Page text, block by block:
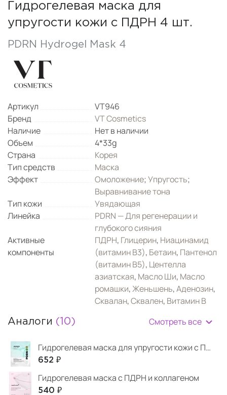
Гидрогелевая маска для
упругости кожи с ПДРН 4 шт.
PDRN Hydrogel Mask 4
Артикул
VT946
Бренд
VT Cosmetics
Наличие
Нет в наличии
Объем
4*33g
Страна
Корея
Тип средств
Маска
Эффект
Омоложение;Упругость;
Выравнивание тона
Тип кожи
Увядающая
Линейка
PDRN — Для регенерации и
глубокого сияния
Активные
компоненты
ПДРН, Глицерин, Ниацинамид
(витамин B3), Бетаин, Пантенол
(витамин B5), Центелла
азиатская, Масло Ши, Масло
ромашки,Женьшень,Аденозин,
Сквалан,Сквален, Витамин B
Аналоги (10) Смотреть все
Гидрогелевая маска для упругости кожи с ПДРН
652 ₽
Гидрогелевая маска с ПДРН и коллагеном
540 ₽